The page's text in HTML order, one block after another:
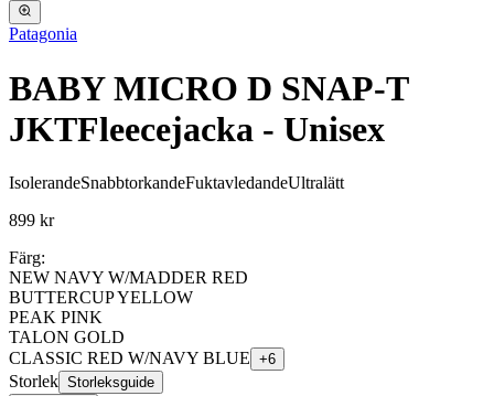
Patagonia
BABY MICRO D SNAP-T
JKTFleecejacka - Unisex
IsolerandeSnabbtorkandeFuktavledandeUltralätt
899 kr
Färg:
NEW NAVY W/MADDER RED
BUTTERCUP YELLOW
PEAK PINK
TALON GOLD
CLASSIC RED W/NAVY BLUE +6
Storlek Storleksguide